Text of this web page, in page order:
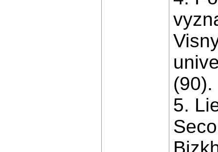
(90).
5.